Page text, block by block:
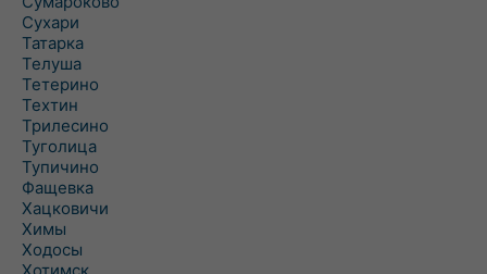
Сухари
Татарка
Телуша
Тетерино
Техтин
Трилесино
Туголица
Тупичино
Фащевка
Хацковичи
Химы
Ходосы